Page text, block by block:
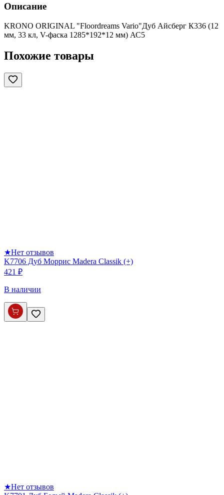
Описание
KRONO ORIGINAL "Floordreams Vario"Дуб Айсберг К336 (12
мм, 33 кл, V-фаска 1285*192*12 мм) АС5
Похожие товары
★Нет отзывов
K7706 Дуб Моррис Madera Classik (+)
421 ₽
В наличии
★Нет отзывов